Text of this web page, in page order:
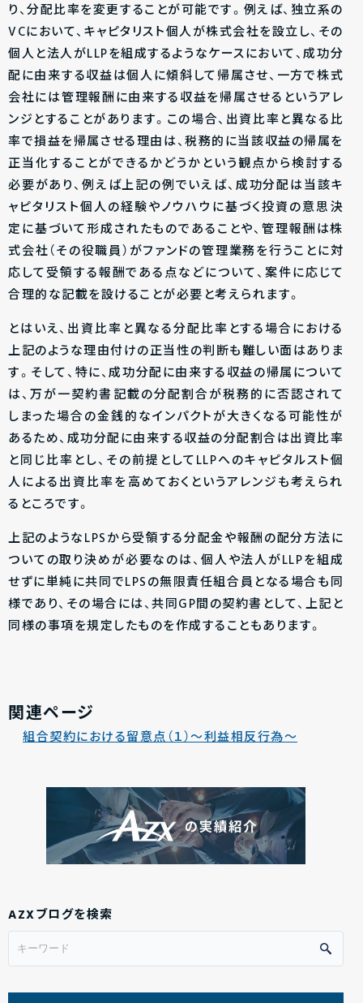
り、分配比率を変更することが可能です。例えば、独立系の
VCにおいて、キャピタリスト個人が株式会社を設立し、その
個人と法人がLLPを組成するようなケースにおいて、成功分
配に由来する収益は個人に傾斜して帰属させ、一方で株式
会社には管理報酬に由来する収益を帰属させるというアレ
ンジとすることがあります。この場合、出資比率と異なる比
率で損益を帰属させる理由は、税務的に当該収益の帰属を
正当化することができるかどうかという観点から検討する
必要があり、例えば上記の例でいえば、成功分配は当該キ
ャピタリスト個人の経験やノウハウに基づく投資の意思決
定に基づいて形成されたものであることや、管理報酬は株
式会社（その役職員）がファンドの管理業務を行うことに対
応して受領する報酬である点などについて、案件に応じて
合理的な記載を設けることが必要と考えられます。
とはいえ、出資比率と異なる分配比率とする場合における
上記のような理由付けの正当性の判断も難しい面はありま
す。そして、特に、成功分配に由来する収益の帰属について
は、万が一契約書記載の分配割合が税務的に否認されて
しまった場合の金銭的なインパクトが大きくなる可能性が
あるため、成功分配に由来する収益の分配割合は出資比率
と同じ比率とし、その前提としてLLPへのキャピタルスト個
人による出資比率を高めておくというアレンジも考えられ
るところです。
上記のようなLPSから受領する分配金や報酬の配分方法に
ついての取り決めが必要なのは、個人や法人がLLPを組成
せずに単純に共同でLPSの無限責任組合員となる場合も同
様であり、その場合には、共同GP間の契約書として、上記と
同様の事項を規定したものを作成することもあります。
関連ページ
組合契約における留意点（１）～利益相反行為～
AZXブログを検索